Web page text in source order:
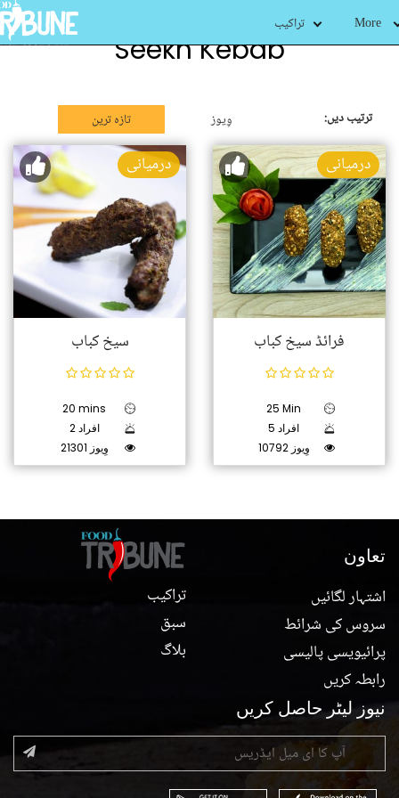
تراکیب More
Seekh Kebab
ترتیب دیں: تازہ ترین وِیوز
درمیانی
سیخ کباب
20 mins
2 افراد
21301 وِیوز
درمیانی
فرائڈ سیخ کباب
25 Min
5 افراد
10792 وِیوز
تراکیب
سبق
بلاگ
تعاون
اشتہار لگائیں
سروس کی شرائط
پرائیویسی پالیسی
رابطہ کریں
نیوز لیٹر حاصل کریں